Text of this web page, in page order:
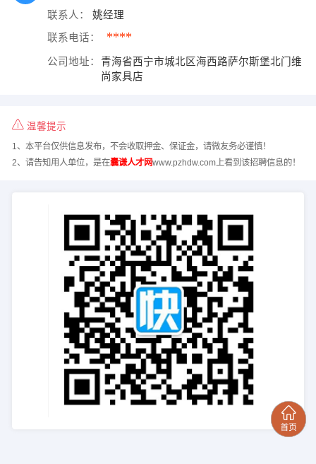
联系人： 姚经理
联系电话： ****
公司地址：
青海省西宁市城北区海西路萨尔斯堡北门维
尚家具店
温馨提示
1、本平台仅供信息发布，不会收取押金、保证金，请微友务必谨慎！
2、请告知用人单位，是在囊谦人才网www.pzhdw.com上看到该招聘信息的！